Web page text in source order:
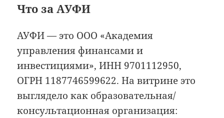
Что за АУФИ
АУФИ — это ООО «Академия
управления финансами и
инвестициями», ИНН 9701112950,
ОГРН 1187746599622. На витрине это
выглядело как образовательная/
консультационная организация: